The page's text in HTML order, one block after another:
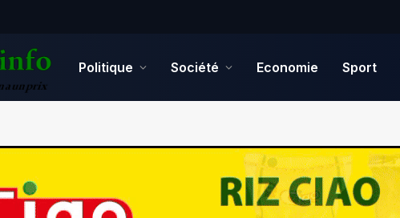
Politique Société Economie Sport